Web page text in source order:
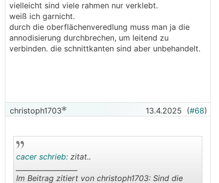
vielleicht sind viele rahmen nur verklebt.
weiß ich garnicht.
durch die oberflächenveredlung muss man ja die
annodisierung durchbrechen, um leitend zu
verbinden. die schnittkanten sind aber unbehandelt.
christoph1703 13.4.2025 (#68)
cacer schrieb: zitat..
Im Beitrag zitiert von christoph1703: Sind die